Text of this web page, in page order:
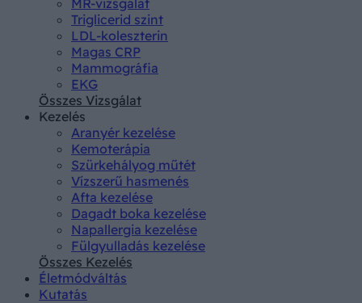
Triglicerid szint
LDL-koleszterin
Magas CRP
Mammográfia
EKG
Összes Vizsgálat
Kezelés
Aranyér kezelése
Kemoterápia
Szürkehályog műtét
Vízszerű hasmenés
Afta kezelése
Dagadt boka kezelése
Napallergia kezelése
Fülgyulladás kezelése
Összes Kezelés
Életmódváltás
Kutatás